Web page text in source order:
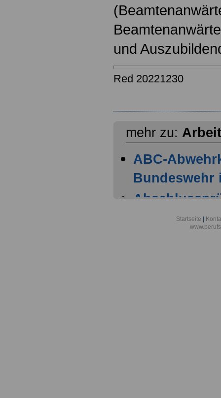
und
Red 20221230
mehr zu:
ABC-
Bundeswehr
Startseite